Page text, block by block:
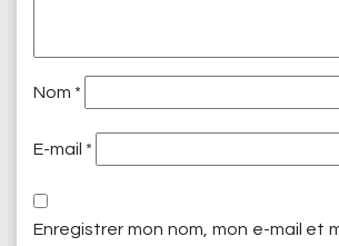
Nom *
E-mail *
Enregistrer mon nom, mon e-mail et